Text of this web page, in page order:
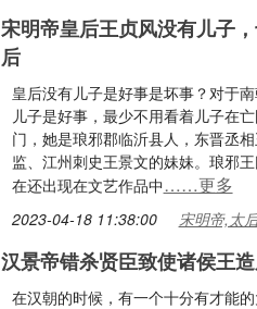
宋明帝皇后王贞风没有儿子
后
皇后没有儿子是好事是坏事？对于
儿子是好事，最少不用看着儿子在
门，她是琅邪郡临沂县人，东晋丞
监、江州刺史王景文的妹妹。琅邪
在还出现在文艺作品中……更多
2023-04-18 11:38:00 宋明帝,太
汉景帝错杀贤臣致使诸侯王
在汉朝的时候，有一个十分有才能